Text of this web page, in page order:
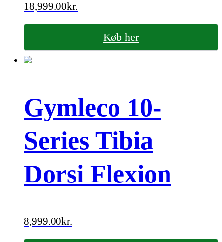
18,999.00kr.
Køb her
Gymleco 10-
Series Tibia
Dorsi Flexion
8,999.00kr.